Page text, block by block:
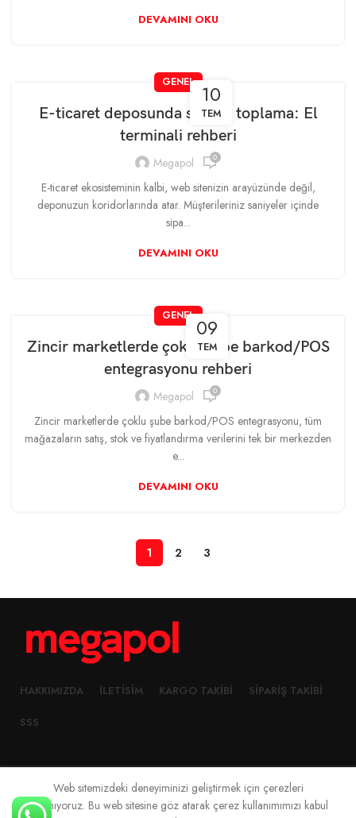
DEVAMINI OKU
10
TEM
GENEL
E-ticaret deposunda sipariş toplama: El
terminali rehberi
Megapol 0
E-ticaret ekosisteminin kalbi, web sitenizin arayüzünde değil,
deponuzun koridorlarında atar. Müşterileriniz saniyeler içinde
sipa...
DEVAMINI OKU
09
TEM
GENEL
Zincir marketlerde çoklu şube barkod/POS
entegrasyonu rehberi
Megapol 0
Zincir marketlerde çoklu şube barkod/POS entegrasyonu, tüm
mağazaların satış, stok ve fiyatlandırma verilerini tek bir merkezden
e...
DEVAMINI OKU
1 2 3
HAKKIMIZDA İLETISIM KARGO TAKIBI SIPARIŞ TAKIBI
SSS
2023 Created ByMegapol Teknoloji
Web sitemizdeki deneyiminizi geliştirmek için çerezleri
kullanıyoruz. Bu web sitesine göz atarak çerez kullanımımızı kabul